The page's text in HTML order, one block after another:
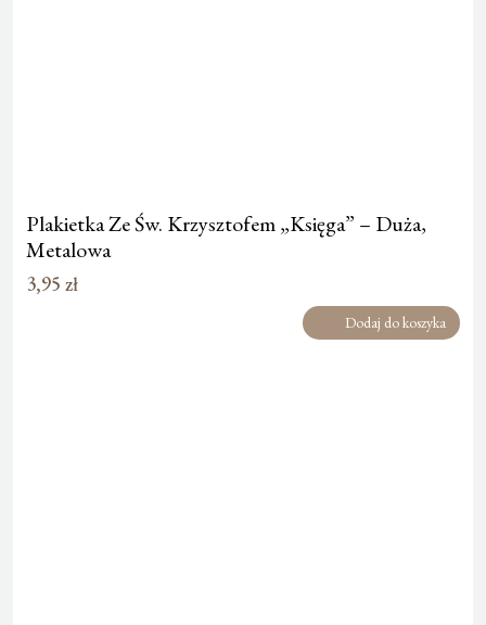
Plakietka Ze Św. Krzysztofem „Księga” – Duża,
Metalowa
3,95 zł
Dodaj do koszyka